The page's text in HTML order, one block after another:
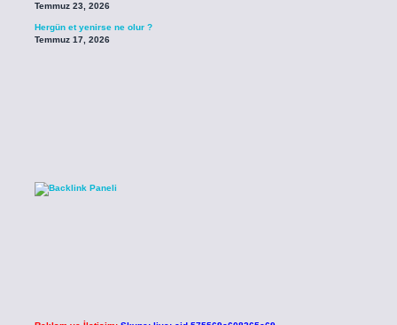
Temmuz 23, 2026
Hergün et yenirse ne olur ?
Temmuz 17, 2026